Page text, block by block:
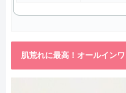
肌荒れに最高！オールイン